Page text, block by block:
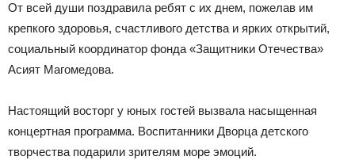
От всей души поздравила ребят с их днем, пожелав им
крепкого здоровья, счастливого детства и ярких открытий,
социальный координатор фонда «Защитники Отечества»
Асият Магомедова.
Настоящий восторг у юных гостей вызвала насыщенная
концертная программа. Воспитанники Дворца детского
творчества подарили зрителям море эмоций.